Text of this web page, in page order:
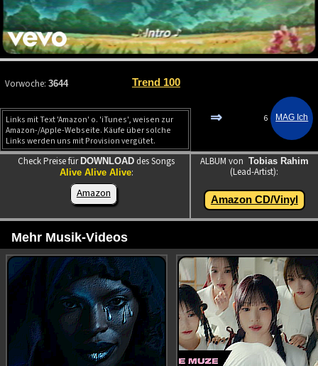
Vorwoche: 3644 Trend 100
Links mit Text 'Amazon' o. 'iTunes', weisen zur
Amazon-/Apple-Webseite. Käufe über solche
Links werden uns mit Provision vergütet.
⇒ 6
Check Preise für DOWNLOAD des Songs
Alive Alive Alive:
Amazon
ALBUM von Tobias Rahim
(Lead-Artist):
Amazon CD/Vinyl
Mehr Musik-Videos